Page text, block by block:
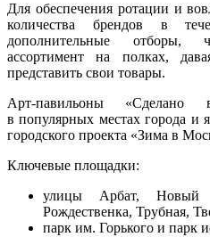
Для обеспечения ротации и
количества брендов в
дополнительные отборы,
ассортимент на полках,
представить свои товары.
Арт-павильоны
в популярных местах города и
городского проекта «Зима в
Ключевые площадки:
улицы Арбат, Новый
Рождественка, Трубная,
парк им. Горького и парк